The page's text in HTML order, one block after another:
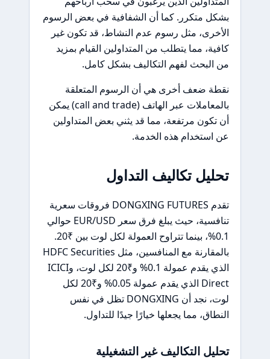
بشكل متكرر. كما أن الشفافية في بعض الرسوم
الأخرى، مثل رسوم عدم النشاط، قد تكون غير
كافية، مما يتطلب من المتداولين القيام بمزيد
من البحث لفهم التكاليف بشكل كامل.
نقطة ضعف أخرى هي أن الرسوم المتعلقة
بالمعاملات عبر الهاتف (call and trade) يمكن
أن تكون مرتفعة، مما قد يثني بعض المتداولين
عن استخدام هذه الخدمة.
تحليل تكاليف التداول
تقدم DONGXING FUTURES فروقات سعرية
تنافسية، حيث يبلغ فرق سعر EUR/USD حوالي
0.1%، بينما تتراوح العمولة لكل لوت بين ₹20.
بالمقارنة مع المنافسين، مثل HDFC Securities
الذي يقدم عمولة 0.1% و₹20 لكل لوت، وICICI
Direct الذي يقدم عمولة 0.05% و₹20 لكل
لوت، نجد أن DONGXING تظل في نفس
النطاق، مما يجعلها خيارًا جيدًا للتداول.
تحليل التكاليف غير التشغيلية